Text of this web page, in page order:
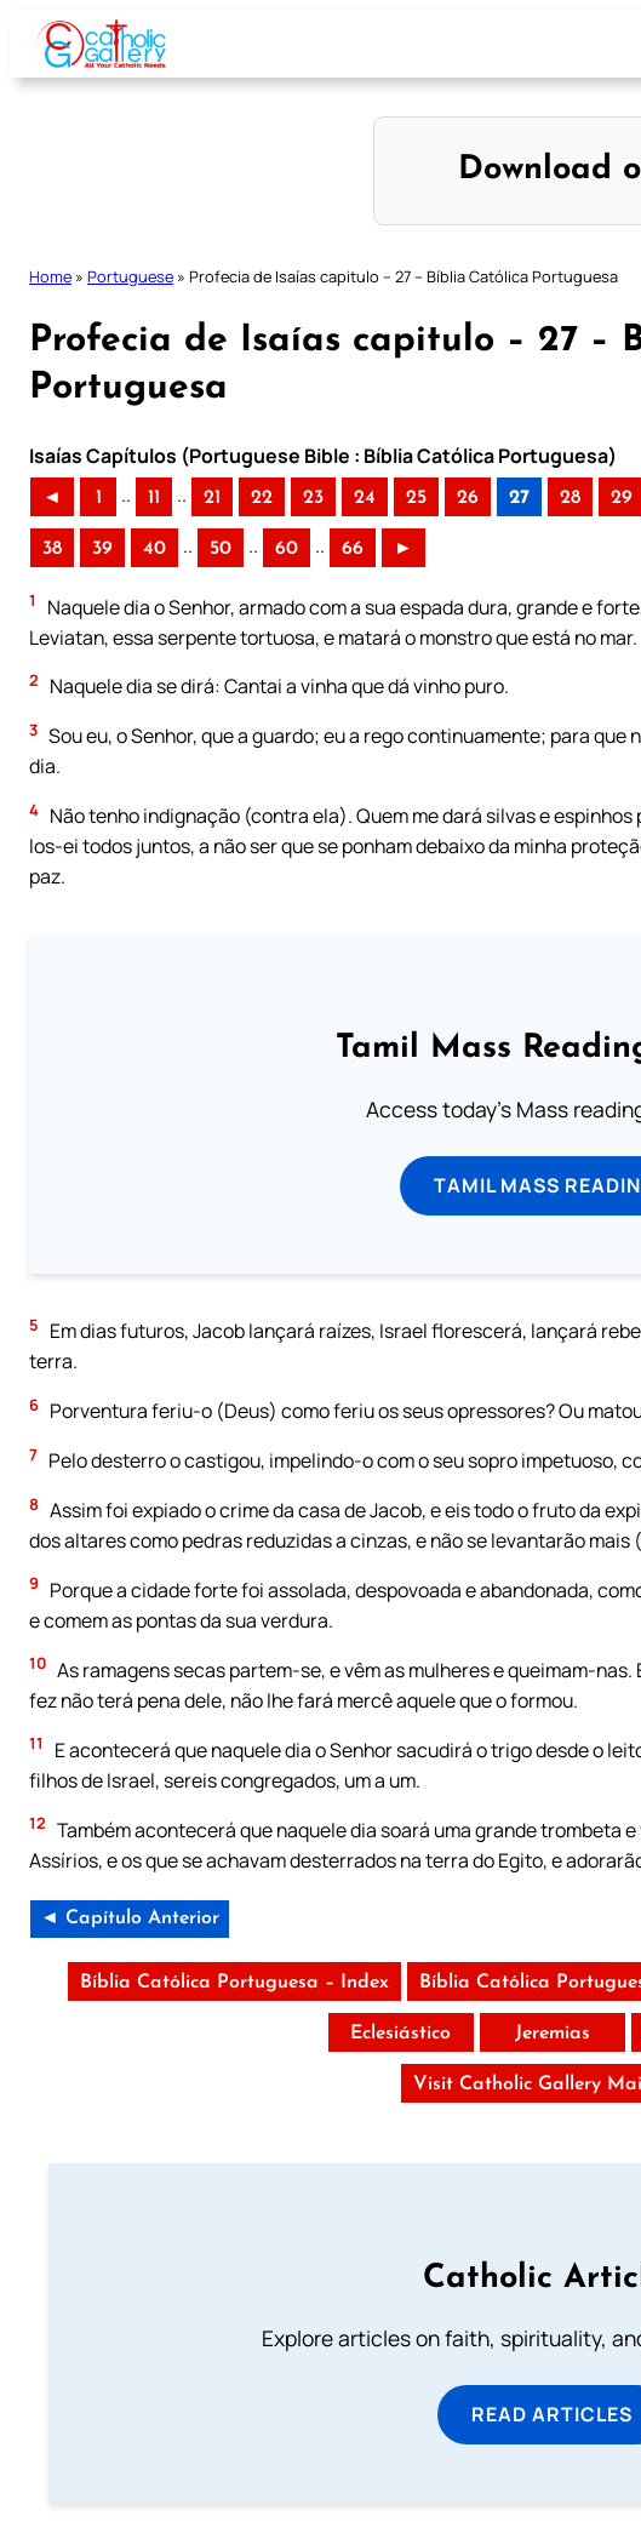
Skip
content
Download
Home » Portuguese » Profecia de Isaías capitulo – 27 – Bíblia Católica Portuguesa
Profecia de Isaías capitulo – 27 –
Portuguesa
Isaías Capítulos (Portuguese Bible : Bíblia Católica Portuguesa)
◄ 1 .. 11 .. 21 22 23 24 25 26 27 28 29
38 39 40 .. 50 .. 60 .. 66 ►
1
Naquele dia o Senhor, armado com a sua espada dura, grande e
Leviatan, essa serpente tortuosa, e matará o monstro que está no mar.
2 Naquele dia se dirá: Cantai a vinha que dá vinho puro.
3 Sou eu, o Senhor, que a guardo; eu a rego continuamente; para que
dia.
4 Não tenho indignação (contra ela). Quem me dará silvas e
los-ei todos juntos, a não ser que se ponham debaixo da minha
paz.
Tamil Mass
Access today's Mass
TAMIL MASS
5
Em dias futuros, Jacob lançará raízes, Israel florescerá, lançará
terra.
6 Porventura feriu-o (Deus) como feriu os seus opressores? Ou
7 Pelo desterro o castigou, impelindo-o com o seu sopro impetuoso,
8 Assim foi expiado o crime da casa de Jacob, e eis todo o fruto da
dos altares como pedras reduzidas a cinzas, e não se levantarão
9
Porque a cidade forte foi assolada, despovoada e abandonada,
e comem as pontas da sua verdura.
10 As ramagens secas partem-se, e vêm as mulheres e queimam-
fez não terá pena dele, não lhe fará mercê aquele que o formou.
11
E acontecerá que naquele dia o Senhor sacudirá o trigo desde o
filhos de Israel, sereis congregados, um a um.
12 Também acontecerá que naquele dia soará uma grande trombeta
Assírios, e os que se achavam desterrados na terra do Egito, e
◄ Capítulo Anterior
Bíblia Católica Portuguesa – Index Bíblia Católica
Eclesiástico Jeremias
Visit Catholic Gallery
Catholic
Explore articles on faith, spirituality,
READ ARTICLES